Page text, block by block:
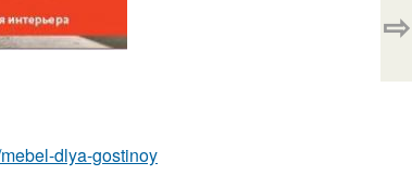
dlya-gostinoy
⇨